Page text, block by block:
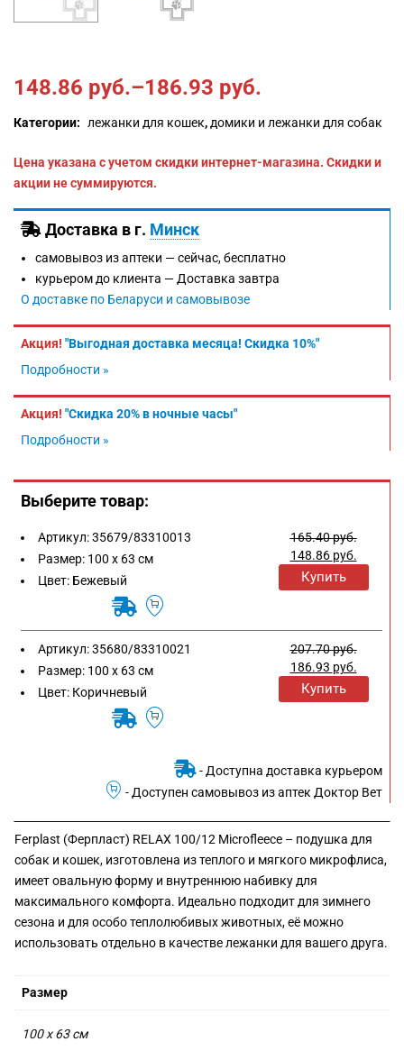
148.86 руб.–186.93 руб.
Категории: лежанки для кошек, домики и лежанки для собак
Цена указана с учетом скидки интернет-магазина. Скидки и
акции не суммируются.
Доставка в г. Минск
самовывоз из аптеки —сейчас, бесплатно
курьером до клиента — Доставка завтра
О доставке по Беларуси и самовывозе
Акция! "Выгодная доставка месяца! Скидка 10%"
Подробности »
Акция! "Скидка 20% в ночные часы"
Подробности »
Выберите товар:
Артикул:35679/83310013
Размер: 100 х 63 см
Цвет: Бежевый
165.40руб.
148.86 руб.
Купить
Артикул:35680/83310021
Размер: 100 х 63 см
Цвет: Коричневый
207.70руб.
186.93 руб.
Купить
- Доступна доставка курьером
- Доступен самовывоз из аптек Доктор Вет
Ferplast (Ферпласт) RELAX 100/12 Microfleece – подушка для
собак и кошек, изготовлена из теплого и мягкого микрофлиса,
имеет овальную форму и внутреннюю набивку для
максимального комфорта. Идеально подходит для зимнего
сезона и для особо теплолюбивых животных, её можно
использовать отдельно в качестве лежанки для вашего друга.
Размер
100 х 63 см